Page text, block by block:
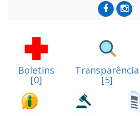
Boletins
[0]
Transparência
[5]